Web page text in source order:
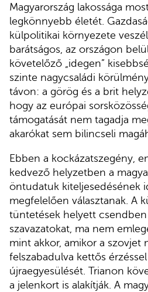
Magyarország lakossága
legkönnyebb életét.
külpolitikai környezete
barátságos, az országon
követelőző „idegen”
szinte nagycsaládi
távon: a görög és a brit
hogy az európai
támogatását nem tagadja
akarókat sem bilincseli
Ebben a kockázatszegény,
kedvező helyzetben a
öntudatuk kiteljesedésének
megfelelően választanak. A
tüntetések helyett csendben
szavazatokat, ma nem
mint akkor, amikor a szovjet
felszabadulva kettős
újraegyesülését. Trianon
a jelenkort is alakítják. A